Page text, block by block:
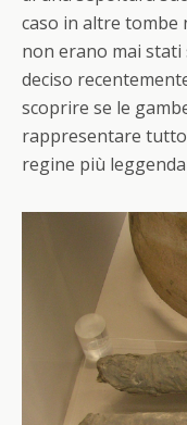
caso in altre tombe
non erano mai stati
deciso
scoprire se le
rappresentare tutto
regine più